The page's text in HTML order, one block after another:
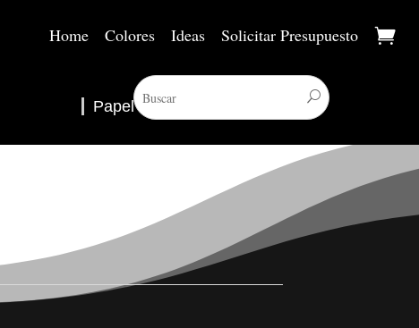
Home Colores Ideas Solicitar Presupuesto
Papel Pintado